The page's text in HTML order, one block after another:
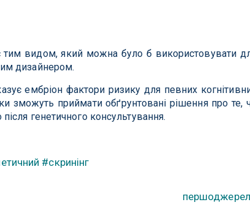
тим видом, який можна було б використовувати
дизайнером.
ембріон фактори ризику для певних
зможуть приймати обґрунтовані рішення про те,
генетичного консультування.
#скринінг